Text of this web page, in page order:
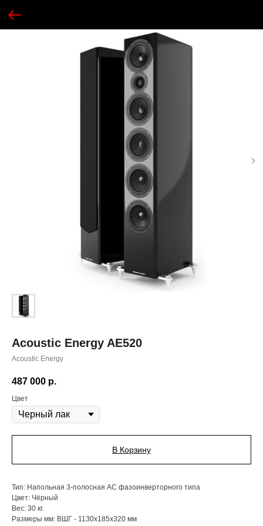
Acoustic Energy AE520
Acoustic Energy
487 000 р.
Цвет
В Корзину
Тип: Напольная 3-полосная АС фазоинверторного типа
Цвет: Чёрный
Вес: 30 кг.
Размеры мм: ВШГ - 1130x185x320 мм